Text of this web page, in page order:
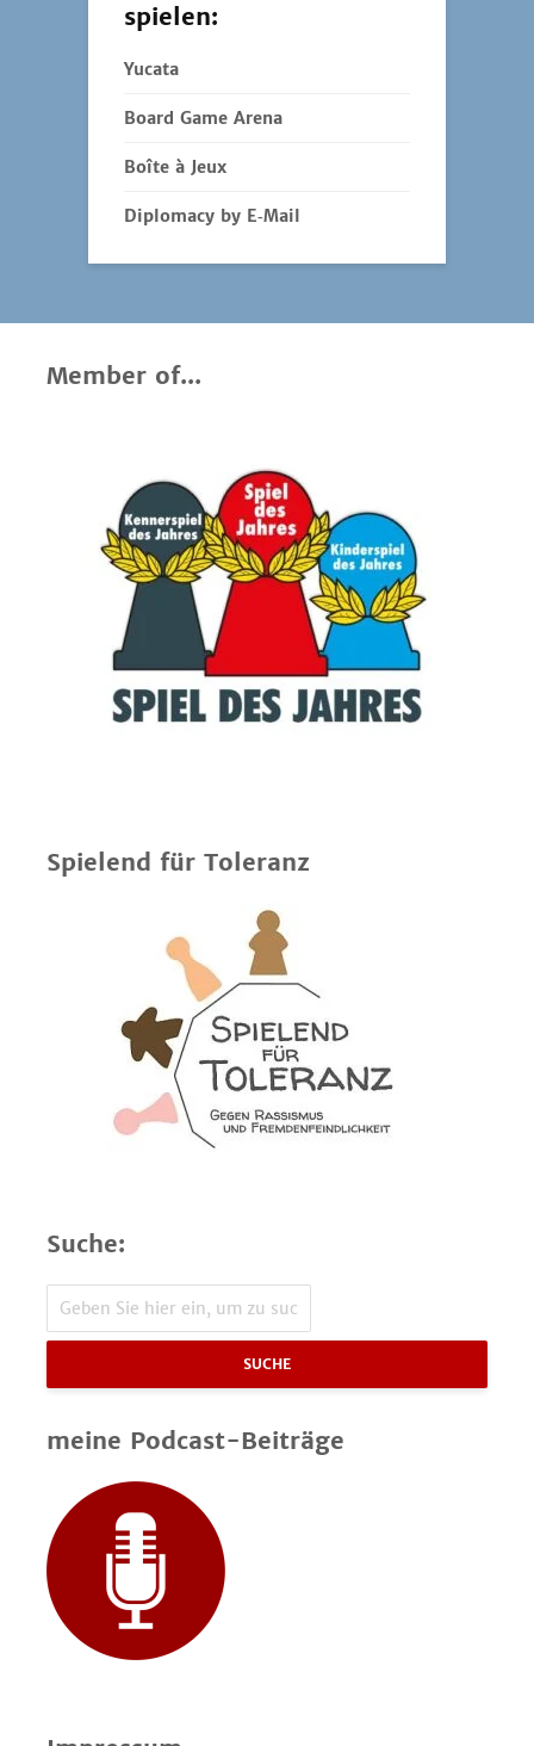
spielen:
Yucata
Board Game Arena
Boîte à Jeux
Diplomacy by E‑Mail
Member of...
Spielend für Toleranz
Suche:
SUCHE
meine Podcast-Beiträge